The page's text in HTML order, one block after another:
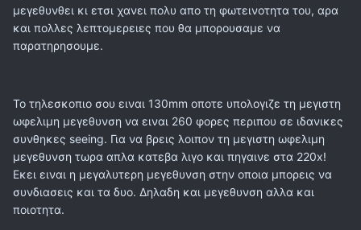
μεγεθυνθει κι ετσι χανει πολυ απο τη φωτεινοτητα του, αρα
και πολλες λεπτομερειες που θα μπορουσαμε να
παρατηρησουμε.
Το τηλεσκοπιο σου ειναι 130mm οποτε υπολογιζε τη μεγιστη
ωφελιμη μεγεθυνση να ειναι 260 φορες περιπου σε ιδανικες
συνθηκες seeing. Για να βρεις λοιπον τη μεγιστη ωφελιμη
μεγεθυνση τωρα απλα κατεβα λιγο και πηγαινε στα 220x!
Εκει ειναι η μεγαλυτερη μεγεθυνση στην οποια μπορεις να
συνδιασεις και τα δυο. Δηλαδη και μεγεθυνση αλλα και
ποιοτητα.